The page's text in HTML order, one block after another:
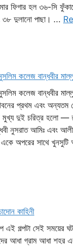
ফিগার হল ৩৬-সি
৩৮ দুলানো পাছা। ...
কলেজ বান্ধবীর
কলেজ বান্ধবীর
প্রথম এবং অন্যতম
মুখ্য দুই চরিত্র হলো —
নুসরাত আমিঃ এবং
অপরের সাথে
কাহিনী
এই গল্পটা সেই সময়ের
আধা গ্রাম আধা শহর